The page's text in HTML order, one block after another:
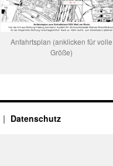
Anfahrtsplan (anklicken für volle
Größe)
Datenschutz